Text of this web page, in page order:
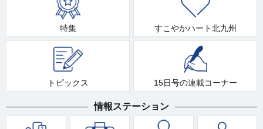
特集 すこやかハート北九州
トピックス 15日号の連載コーナー
情報ステーション